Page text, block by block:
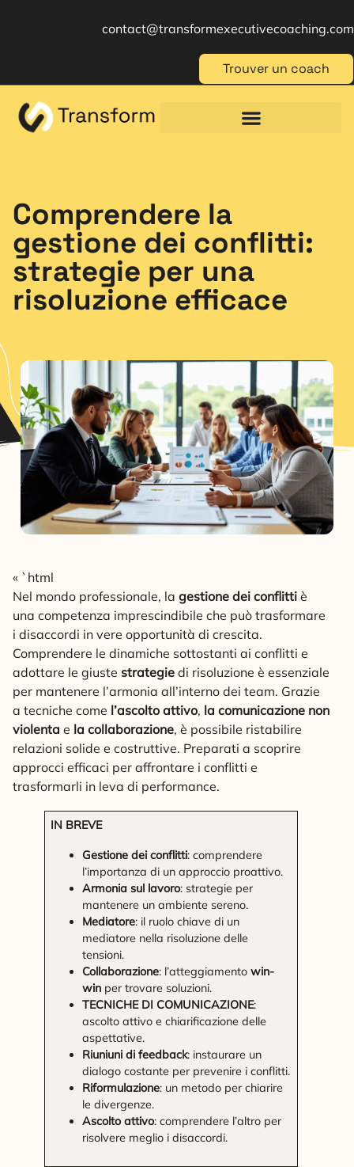
contact@transformexecutivecoaching.com
Trouver un coach
Comprendere la
gestione dei conflitti:
strategie per una
risoluzione efficace
« `html
Nel mondo professionale, la gestione dei conflitti è
una competenza imprescindibile che può trasformare
i disaccordi in vere opportunità di crescita.
Comprendere le dinamiche sottostanti ai conflitti e
adottare le giuste strategie di risoluzione è essenziale
per mantenere l’armonia all’interno dei team. Grazie
a tecniche come l’ascolto attivo, la comunicazione non
violenta e la collaborazione, è possibile ristabilire
relazioni solide e costruttive. Preparati a scoprire
approcci efficaci per affrontare i conflitti e
trasformarli in leva di performance.
IN BREVE
Gestione dei conflitti: comprendere
l’importanza di un approccio proattivo.
Armonia sul lavoro: strategie per
mantenere un ambiente sereno.
Mediatore: il ruolo chiave di un
mediatore nella risoluzione delle
tensioni.
Collaborazione: l’atteggiamentowin-
win per trovare soluzioni.
TECNICHE DI COMUNICAZIONE:
ascolto attivo e chiarificazione delle
aspettative.
Riuniuni di feedback: instaurare un
dialogo costante per prevenire i conflitti.
Riformulazione: un metodo per chiarire
le divergenze.
Ascolto attivo: comprendere l’altro per
risolvere meglio i disaccordi.